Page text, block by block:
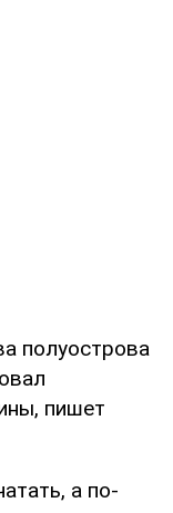
полуострова
пишет
а по-